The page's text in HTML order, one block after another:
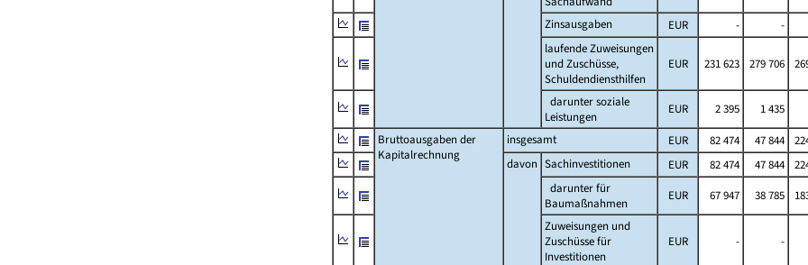
Zinsausgaben
EUR - -
laufende Zuweisungen
und Zuschüsse,
Schuldendiensthilfen
EUR 231 623 279 706
darunter soziale
Leistungen
EUR 2 395 1 435
Bruttoausgaben der
Kapitalrechnung
insgesamt EUR 82 474 47 844
davon Sachinvestitionen EUR 82 474 47 844
darunter für
Baumaßnahmen
EUR 67 947 38 785
Zuweisungen und
Zuschüsse für
Investitionen
EUR - -